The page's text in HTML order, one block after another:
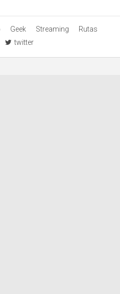
Geek Streaming
Rutas
twitter